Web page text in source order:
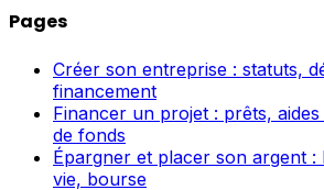
Pages
Créer son entreprise : statuts,
financement
Financer un projet : prêts,
de fonds
Épargner et placer son argent :
vie, bourse